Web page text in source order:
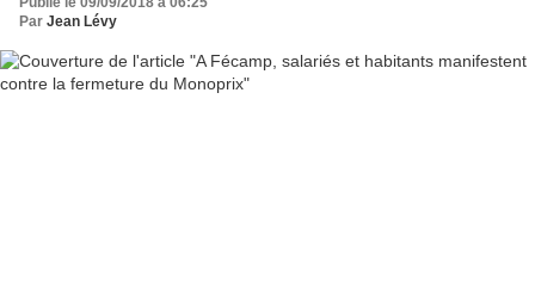
Par Jean Lévy